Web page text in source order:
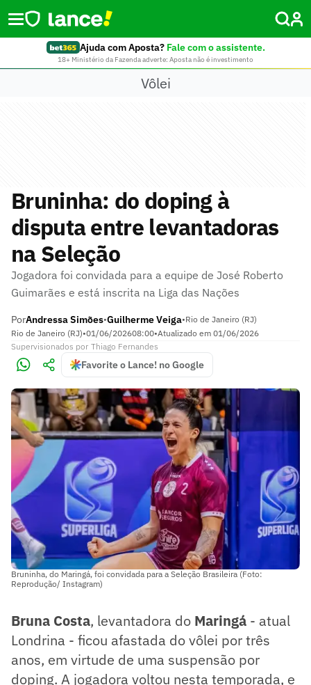
Ajuda com Aposta? Fale com o assistente.
18+ Ministério da Fazenda adverte: Aposta não é investimento
Vôlei
Bruninha: do doping à
disputa entre levantadoras
na Seleção
Jogadora foi convidada para a equipe de José Roberto
Guimarães e está inscrita na Liga das Nações
PorAndressa Simões•Guilherme Veiga•Rio de Janeiro (RJ)
Rio de Janeiro (RJ)•01/06/202608:00•Atualizado em 01/06/2026
Supervisionados por Thiago Fernandes
Favorite o Lance! no Google
Bruninha, do Maringá, foi convidada para a Seleção Brasileira (Foto:
Reprodução/ Instagram)
Bruna Costa, levantadora do Maringá - atual
Londrina - ficou afastada do vôlei por três
anos, em virtude de uma suspensão por
doping. A jogadora voltou nesta temporada, e